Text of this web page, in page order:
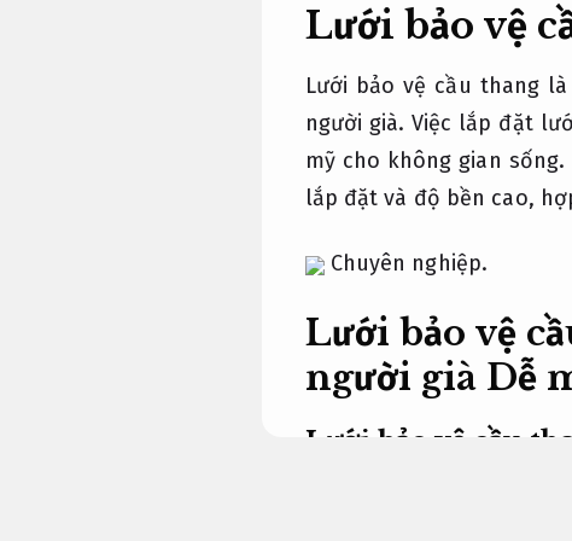
Lưới bảo vệ
Lưới bảo vệ cầu thang
người già. Việc lắp đặt
mỹ cho không gian
lắp đặt và độ bền cao,
Chuyên nghiệp.
Lưới bảo vệ
người già Dễ
Lưới bảo vệ cầu